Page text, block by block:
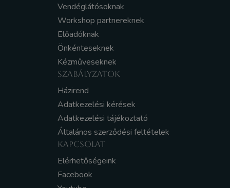
Vendéglátósoknak
Workshop partnereknek
Előadóknak
Önkénteseknek
Kézműveseknek
SZABÁLYZATOK
Házirend
Adatkezelési kérések
Adatkezelési tájékoztató
Általános szerződési feltételek
KAPCSOLAT
Elérhetőségeink
Facebook